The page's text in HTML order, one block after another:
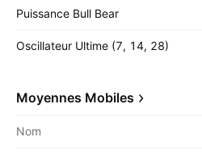
Puissance Bull Bear
Oscillateur Ultime (7, 14, 28)
Moyennes Mobiles
Nom